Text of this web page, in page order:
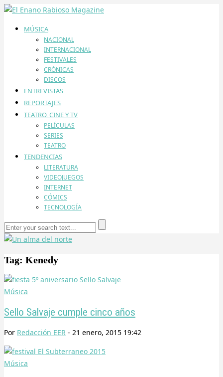
MÚSICA
NACIONAL
INTERNACIONAL
FESTIVALES
CRÓNICAS
DISCOS
ENTREVISTAS
REPORTAJES
TEATRO, CINE Y TV
PELÍCULAS
SERIES
TEATRO
TENDENCIAS
LITERATURA
VIDEOJUEGOS
INTERNET
CÓMICS
TECNOLOGÍA
Tag: Kenedy
Música
Sello Salvaje cumple cinco años
Por Redacción EER - 21 enero, 2015 19:42
Música